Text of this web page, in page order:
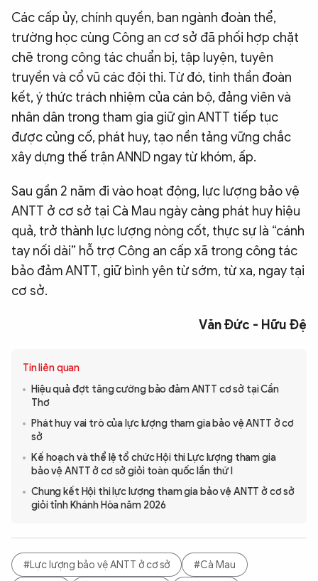
Các cấp ủy, chính quyền, ban ngành đoàn thể,
trường học cùng Công an cơ sở đã phối hợp chặt
chẽ trong công tác chuẩn bị, tập luyện, tuyên
truyền và cổ vũ các đội thi. Từ đó, tinh thần đoàn
kết, ý thức trách nhiệm của cán bộ, đảng viên và
nhân dân trong tham gia giữ gìn ANTT tiếp tục
được củng cố, phát huy, tạo nền tảng vững chắc
xây dựng thế trận ANND ngay từ khóm, ấp.
Sau gần 2 năm đi vào hoạt động, lực lượng bảo vệ
ANTT ở cơ sở tại Cà Mau ngày càng phát huy hiệu
quả, trở thành lực lượng nòng cốt, thực sự là “cánh
tay nối dài” hỗ trợ Công an cấp xã trong công tác
bảo đảm ANTT, giữ bình yên từ sớm, từ xa, ngay tại
cơ sở.
Văn Đức - Hữu Đệ
Tin liên quan
Hiệu quả đợt tăng cường bảo đảm ANTT cơ sở tại Cần
Thơ
Phát huy vai trò của lực lượng tham gia bảo vệ ANTT ở cơ
sở
Kế hoạch và thể lệ tổ chức Hội thi Lực lượng tham gia
bảo vệ ANTT ở cơ sở giỏi toàn quốc lần thứ I
Chung kết Hội thi lực lượng tham gia bảo vệ ANTT ở cơ sở
giỏi tỉnh Khánh Hòa năm 2026
#Lực lượng bảo vệ ANTT ở cơ sở
#Cà Mau